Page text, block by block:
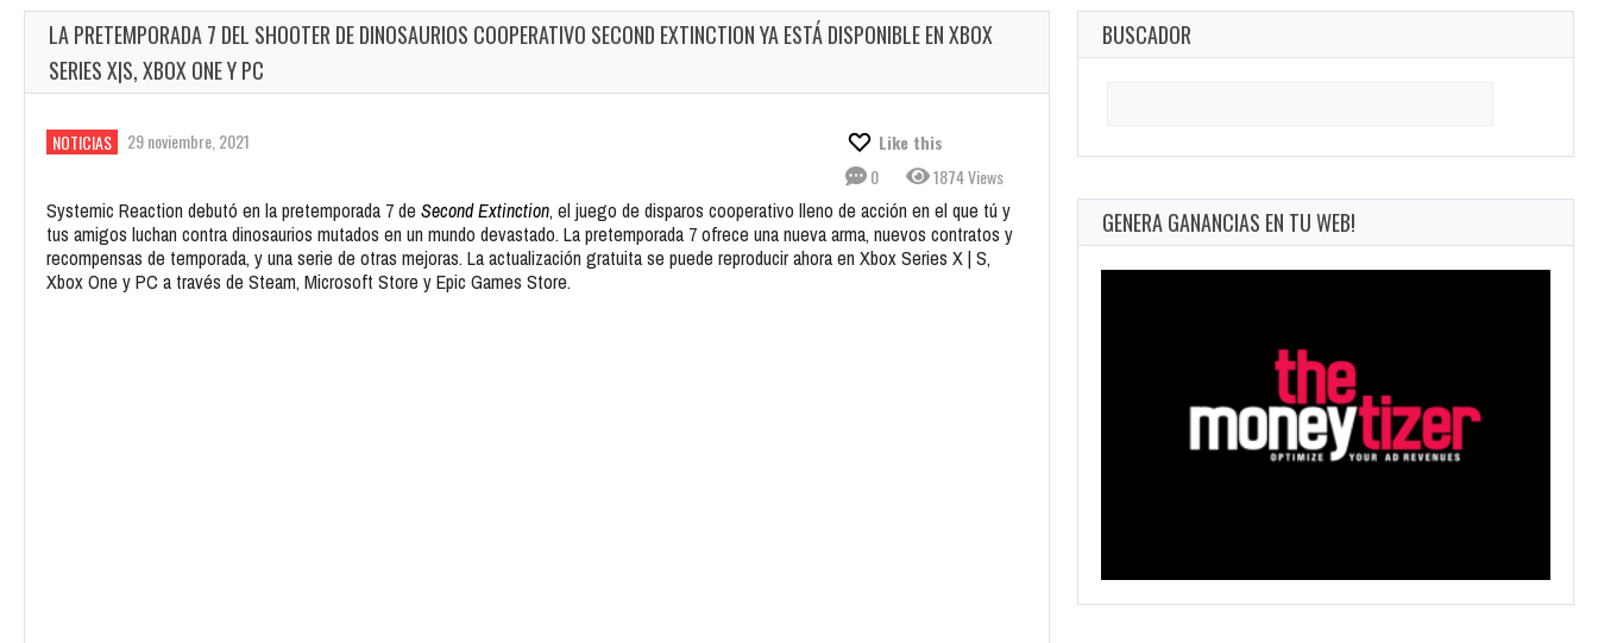
LA PRETEMPORADA 7 DEL SHOOTER DE DINOSAURIOS COOPERATIVO SECOND EXTINCTION YA ESTÁ DISPONIBLE EN XBOX
SERIES X|S, XBOX ONE Y PC
NOTICIAS 29 noviembre, 2021
Like this
0
1874 Views
Systemic Reaction debutó en la pretemporada 7 de Second Extinction, el juego de disparos cooperativo lleno de acción en el que tú y
tus amigos luchan contra dinosaurios mutados en un mundo devastado. La pretemporada 7 ofrece una nueva arma, nuevos contratos y
recompensas de temporada, y una serie de otras mejoras. La actualización gratuita se puede reproducir ahora en Xbox Series X | S,
Xbox One y PC a través de Steam, Microsoft Store y Epic Games Store.
BUSCADOR
GENERA GANANCIAS EN TU WEB!